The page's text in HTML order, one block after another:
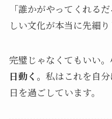
「誰かがやってくれる
しい文化が本当に先細り
完璧じゃなくてもいい。
日動く。 私はこれを自
日を過ごしています。